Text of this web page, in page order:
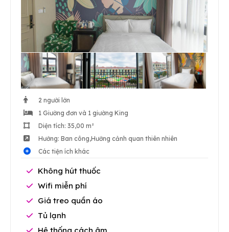
2 người lớn
1 Giường đơn và 1 giường King
Diện tích: 35,00 m²
Hướng: Ban công,Hướng cảnh quan thiên nhiên
Các tiện ích khác
Không hút thuốc
Wifi miễn phí
Giá treo quần áo
Tủ lạnh
Hệ thống cách âm